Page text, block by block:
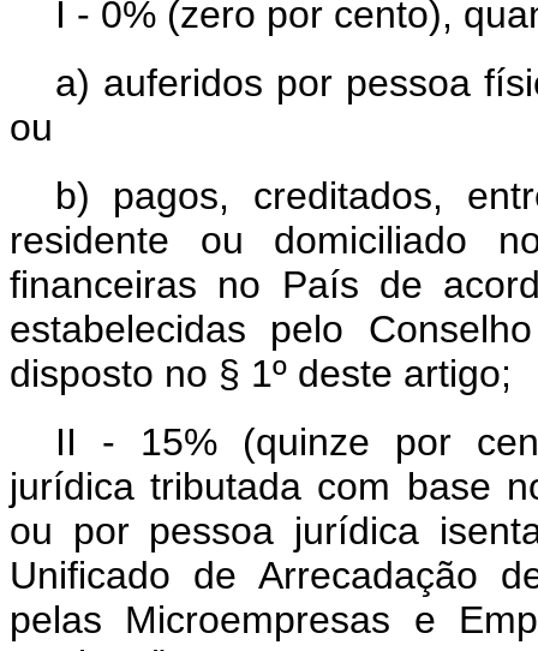
I - 0% (zero por cento),
a) auferidos por pessoa
ou
b) pagos, creditados,
residente ou domiciliado
financeiras no País de
estabelecidas pelo
disposto no § 1º deste artigo;
II - 15% (quinze por
jurídica tributada com base
ou por pessoa jurídica
Unificado de Arrecadação
pelas Microempresas e